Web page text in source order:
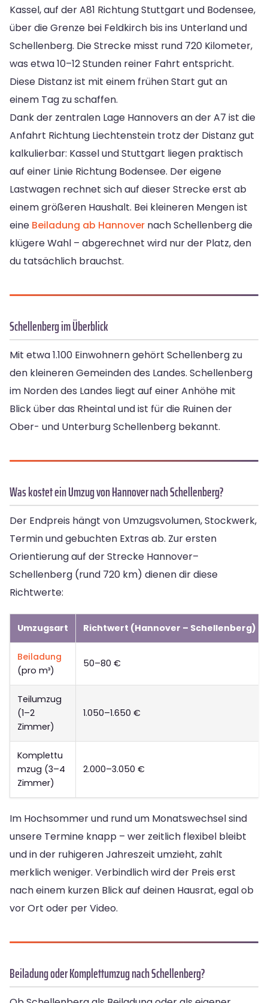
Kassel, auf der A81 Richtung Stuttgart und Bodensee,
über die Grenze bei Feldkirch bis ins Unterland und
Schellenberg. Die Strecke misst rund 720 Kilometer,
was etwa 10–12 Stunden reiner Fahrt entspricht.
Diese Distanz ist mit einem frühen Start gut an
einem Tag zu schaffen.
Dank der zentralen Lage Hannovers an der A7 ist die
Anfahrt Richtung Liechtenstein trotz der Distanz gut
kalkulierbar: Kassel und Stuttgart liegen praktisch
auf einer Linie Richtung Bodensee. Der eigene
Lastwagen rechnet sich auf dieser Strecke erst ab
einem größeren Haushalt. Bei kleineren Mengen ist
eine Beiladung ab Hannover nach Schellenberg die
klügere Wahl – abgerechnet wird nur der Platz, den
du tatsächlich brauchst.
Schellenberg im Überblick
Mit etwa 1.100 Einwohnern gehört Schellenberg zu
den kleineren Gemeinden des Landes. Schellenberg
im Norden des Landes liegt auf einer Anhöhe mit
Blick über das Rheintal und ist für die Ruinen der
Ober- und Unterburg Schellenberg bekannt.
Was kostet ein Umzug von Hannover nach Schellenberg?
Der Endpreis hängt von Umzugsvolumen, Stockwerk,
Termin und gebuchten Extras ab. Zur ersten
Orientierung auf der Strecke Hannover–
Schellenberg (rund 720 km) dienen dir diese
Richtwerte:
Umzugsart Richtwert (Hannover – Schellenberg)
Beiladung
(pro m³)
50–80 €
Teilumzug
(1–2
Zimmer)
1.050–1.650 €
Komplettu
mzug (3–4
Zimmer)
2.000–3.050 €
Im Hochsommer und rund um Monatswechsel sind
unsere Termine knapp – wer zeitlich flexibel bleibt
und in der ruhigeren Jahreszeit umzieht, zahlt
merklich weniger. Verbindlich wird der Preis erst
nach einem kurzen Blick auf deinen Hausrat, egal ob
vor Ort oder per Video.
Beiladung oder Komplettumzug nach Schellenberg?